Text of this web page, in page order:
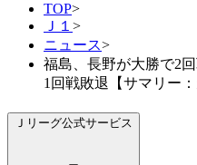
TOP>
Ｊ１ >
ニュース>
福島、長野が大勝で2
1回戦敗退【サマリー：
Ｊリーグ公式サービス